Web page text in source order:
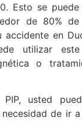
Esto se
de 80%
accidente en
utilizar
o
usted
de ir